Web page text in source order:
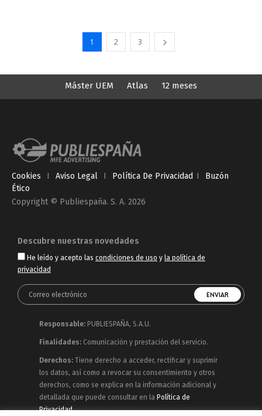
1 2 3
Máster UEM Atlas 12 meses
Cookies I Aviso Legal I Política De Privacidad I
Buzón
Ético
Copyright © Publiespaña. S. A. 2026
Descubre nuestras novedades
He leído y acepto las condiciones de uso y la política de
privacidad
Responsable: PUBLIESPAÑA, S.A.U.
Finalidades: Comunicación y prestación del servicio.
Derechos: Tiene derecho a acceder, rectificar y suprimir
los datos, así como a revocar su consentimiento y otros
derechos, como se explica en la información adicional y
detallada que puede consultar en la Política de
Privacidad